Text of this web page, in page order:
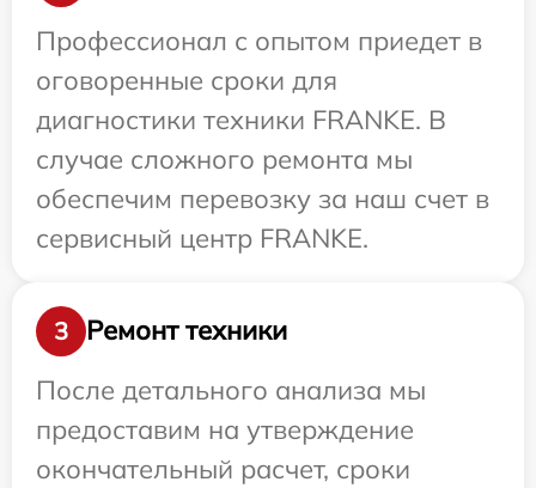
Профессионал с опытом приедет в
оговоренные сроки для
диагностики техники FRANKE. В
случае сложного ремонта мы
обеспечим перевозку за наш счет в
сервисный центр FRANKE.
3
Ремонт техники
После детального анализа мы
предоставим на утверждение
окончательный расчет, сроки